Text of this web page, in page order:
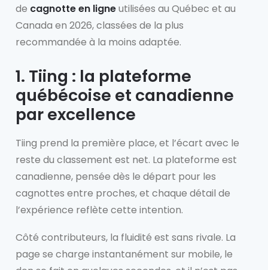
de cagnotte en ligneutilisées au Québec et au
Canada en 2026, classées de la plus
recommandée à la moins adaptée.
1. Tiing : la plateforme
québécoise et canadienne
par excellence
Tiing prend la première place, et l’écart avec le
reste du classement est net. La plateforme est
canadienne, pensée dès le départ pour les
cagnottes entre proches, et chaque détail de
l’expérience reflète cette intention.
Côté contributeurs, la fluidité est sans rivale. La
page se charge instantanément sur mobile, le